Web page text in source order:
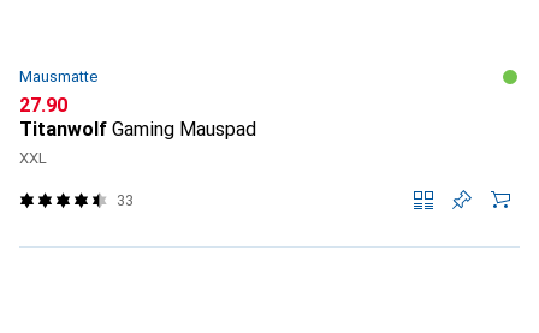
Mausmatte
CHF
27.90
Titanwolf Gaming Mauspad
XXL
33